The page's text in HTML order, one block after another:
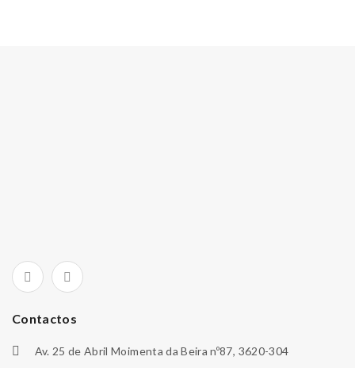
Contactos
Av. 25 de Abril Moimenta da Beira nº87, 3620-304